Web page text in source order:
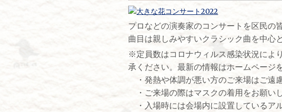
プロなどの演奏家のコンサートを区民の
曲目は親しみやすいクラシック曲を中心
※定員数はコロナウィルス感染状況によ
承ください。最新の情報はホームページ
・発熱や体調が悪い方のご来場はご遠
・ご来場の際はマスクの着用をお願いし
・入場時には会場内に設置しているア